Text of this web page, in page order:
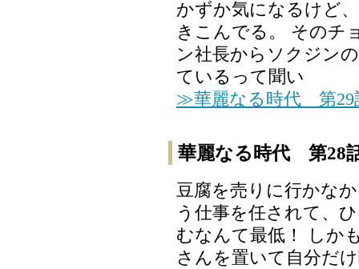
かずか気になるけど
きこんでる。 そのチ
ン社長からソクジン
ているって聞い
≫華麗なる時代 第29
華麗なる時代 第28
豆腐を売りに行かな
う仕事を任されて、
むなんて最低！ しか
さんを置いて自分だ